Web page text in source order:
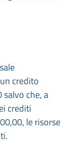
credito
che, a
crediti
le risorse